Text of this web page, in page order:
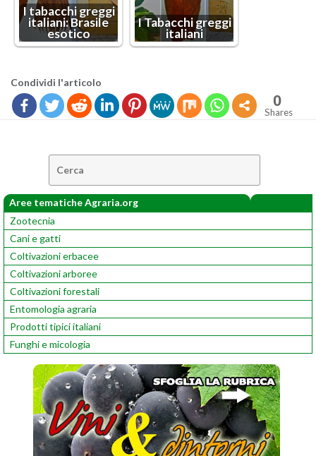
I ta­bac­chi greg­gi
ita­lia­ni: Bra­si­le
eso­ti­co
I Ta­bac­chi greg­gi
ita­lia­ni
Con­di­vi­di l'ar­ti­co­lo
0
Shares
Aree tematiche Agraria.org
Zootecnia
Cani e gatti
Coltivazioni erbacee
Coltivazioni arboree
Coltivazioni forestali
Entomologia agraria
Prodotti tipici italiani
Funghi e micologia